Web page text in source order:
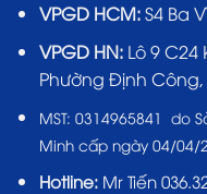
VPGD HCM:S4 Ba
VPGD HN:Lô 9 C24
Phường Định
MST: 0314965841 do
Minh cấp ngày 04/04/
Hotline: Mr Tiến